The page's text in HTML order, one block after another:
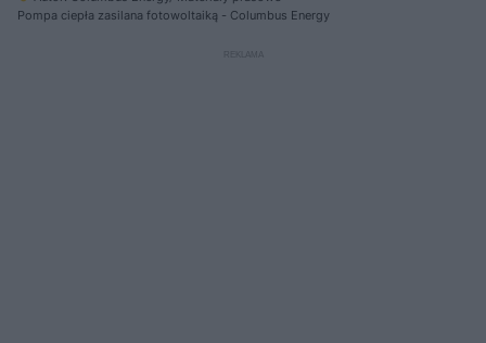
Pompa ciepła zasilana fotowoltaiką - Columbus Energy